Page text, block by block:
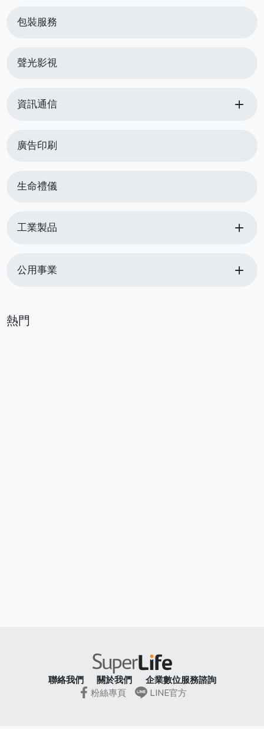
包裝服務
聲光影視
資訊通信 add
廣告印刷
生命禮儀
工業製品 add
公用事業 add
熱門
聯絡我們 關於我們
企業數位服務諮詢
粉絲專頁
LINE官方